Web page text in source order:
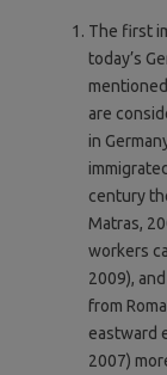
The first
today’s
are
in
century
Matras,
workers
2009),
from
eastward
2007)